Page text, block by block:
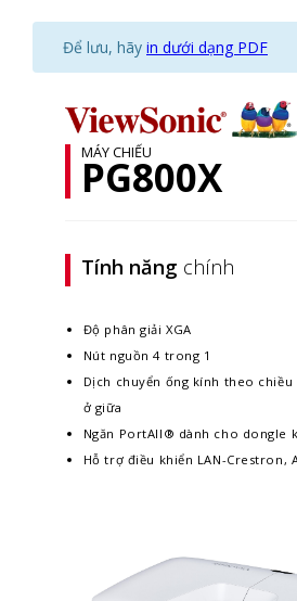
Để lưu, hãy in dưới dạng PDF
MÁY CHIẾU
PG800X
Tính năng chính
Độ phân giải XGA
Nút nguồn 4 trong 1
Dịch chuyển ống kính theo
ở giữa
Ngăn PortAll® dành cho dongle
Hỗ trợ điều khiển LAN-Crestron,